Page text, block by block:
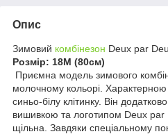
Опис
Зимовий комбінезон Deux par
Розмір: 18М (80см)
Приємна модель зимового
молочному кольорі.
синьо-білу клітинку. Він
вишивкою та логотипом Deux par
щільна. Завдяки спеціальному